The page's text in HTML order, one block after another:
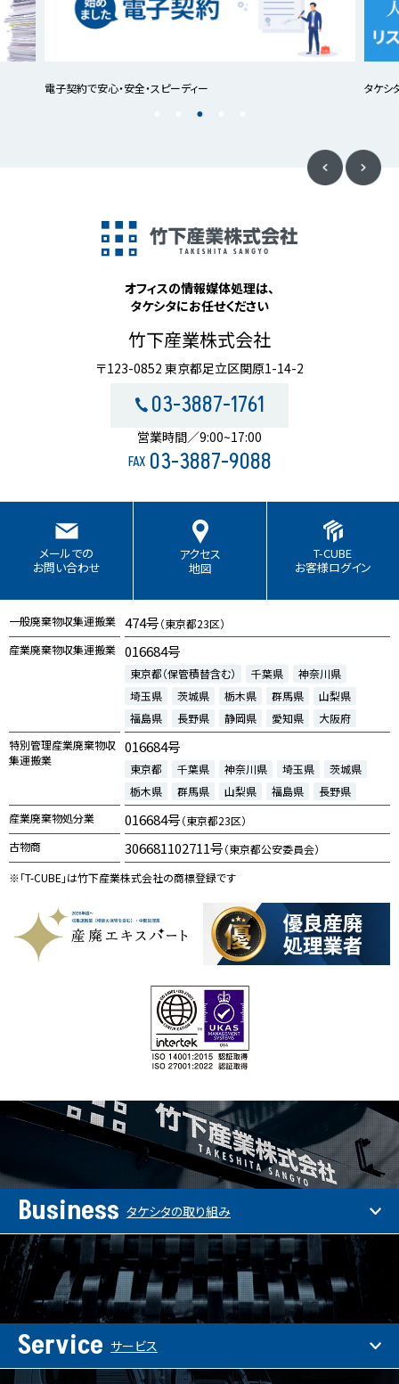
電子契約で安心・安全・スピーディー タケシ
オフィスの情報媒体処理は、
タケシタにお任せください
竹下産業株式会社
〒123-0852 東京都足立区関原1-14-2
03-3887-1761
営業時間／9:00~17:00
FAX 03-3887-9088
メールでの
お問い合わせ
アクセス
地図
T-CUBE
お客様ログイン
一般廃棄物収集運搬業 474号（東京都23区）
産業廃棄物収集運搬業 016684号
東京都（保管積替含む） 千葉県
神奈川県
埼玉県
茨城県 栃木県 群馬県
山梨県
福島県
長野県 静岡県 愛知県
大阪府
特別管理産業廃棄物収
集運搬業
016684号
東京都 千葉県 神奈川県 埼玉県
茨城県
栃木県
群馬県 山梨県 福島県
長野県
産業廃棄物処分業
016684号（東京都23区）
古物商
306681102711号（東京都公安委員会）
※「T-CUBE」は竹下産業株式会社の商標登録です
Business タケシタの取り組み
Service サービス